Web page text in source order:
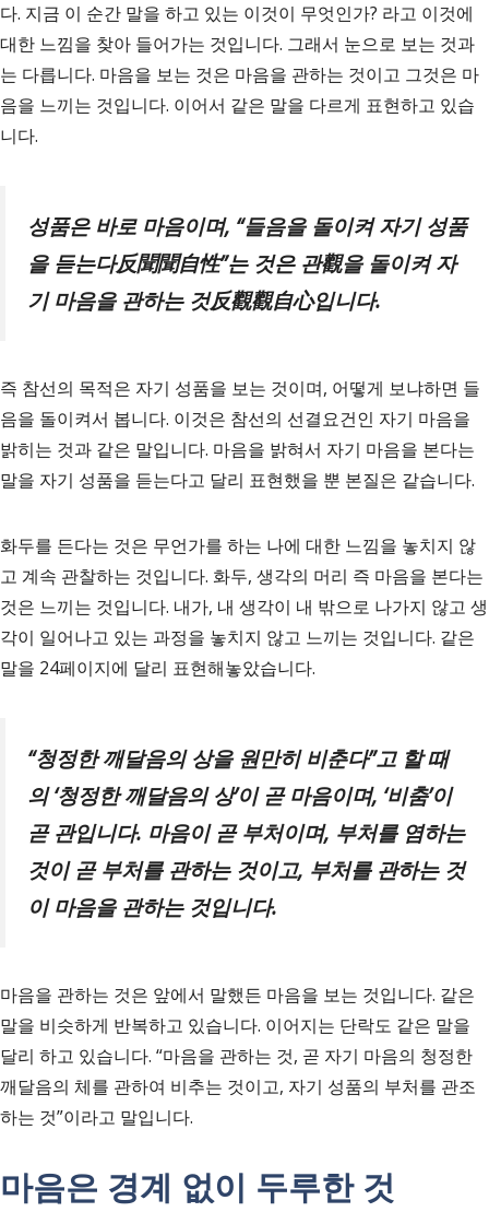
다. 지금 이 순간 말을 하고 있는 이것이 무엇인가? 라고 이것에
대한 느낌을 찾아 들어가는 것입니다. 그래서 눈으로 보는 것과
는 다릅니다. 마음을 보는 것은 마음을 관하는 것이고 그것은 마
음을 느끼는 것입니다. 이어서 같은 말을 다르게 표현하고 있습
니다.
성품은 바로 마음이며, “들음을 돌이켜 자기 성품
을 듣는다反聞聞自性”는 것은 관觀을 돌이켜 자
기 마음을 관하는 것反觀觀自心입니다.
즉 참선의 목적은 자기 성품을 보는 것이며, 어떻게 보냐하면 들
음을 돌이켜서 봅니다. 이것은 참선의 선결요건인 자기 마음을
밝히는 것과 같은 말입니다. 마음을 밝혀서 자기 마음을 본다는
말을 자기 성품을 듣는다고 달리 표현했을 뿐 본질은 같습니다.
화두를 든다는 것은 무언가를 하는 나에 대한 느낌을 놓치지 않
고 계속 관찰하는 것입니다. 화두, 생각의 머리 즉 마음을 본다는
것은 느끼는 것입니다. 내가, 내 생각이 내 밖으로 나가지 않고 생
각이 일어나고 있는 과정을 놓치지 않고 느끼는 것입니다. 같은
말을 24페이지에 달리 표현해놓았습니다.
“청정한 깨달음의 상을 원만히 비춘다”고 할 때
의‘청정한 깨달음의 상’이 곧 마음이며, ‘비춤’이
곧 관입니다. 마음이 곧 부처이며, 부처를 염하는
것이 곧 부처를 관하는 것이고, 부처를 관하는 것
이 마음을 관하는 것입니다.
마음을 관하는 것은 앞에서 말했든 마음을 보는 것입니다. 같은
말을 비슷하게 반복하고 있습니다. 이어지는 단락도 같은 말을
달리 하고 있습니다. “마음을 관하는 것, 곧 자기 마음의 청정한
깨달음의 체를 관하여 비추는 것이고, 자기 성품의 부처를 관조
하는 것”이라고 말입니다.
마음은 경계 없이 두루한 것